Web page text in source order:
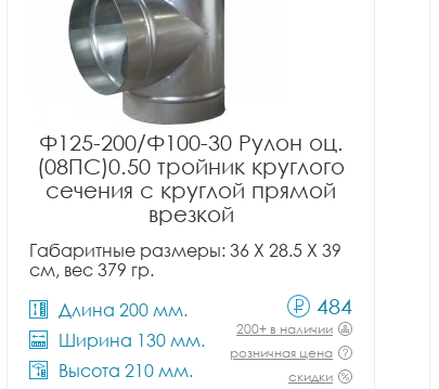
Ф125-200/Ф100-30 Рулон оц.
(08ПС)0.50 тройник круглого
сечения с круглой прямой
врезкой
Габаритные размеры: 36 X 28.5 X 39
см, вес 379 гр.
Длина 200 мм.
Ширина 130 мм.
Высота 210 мм.
484
200+ в наличии
розничная цена
скидки